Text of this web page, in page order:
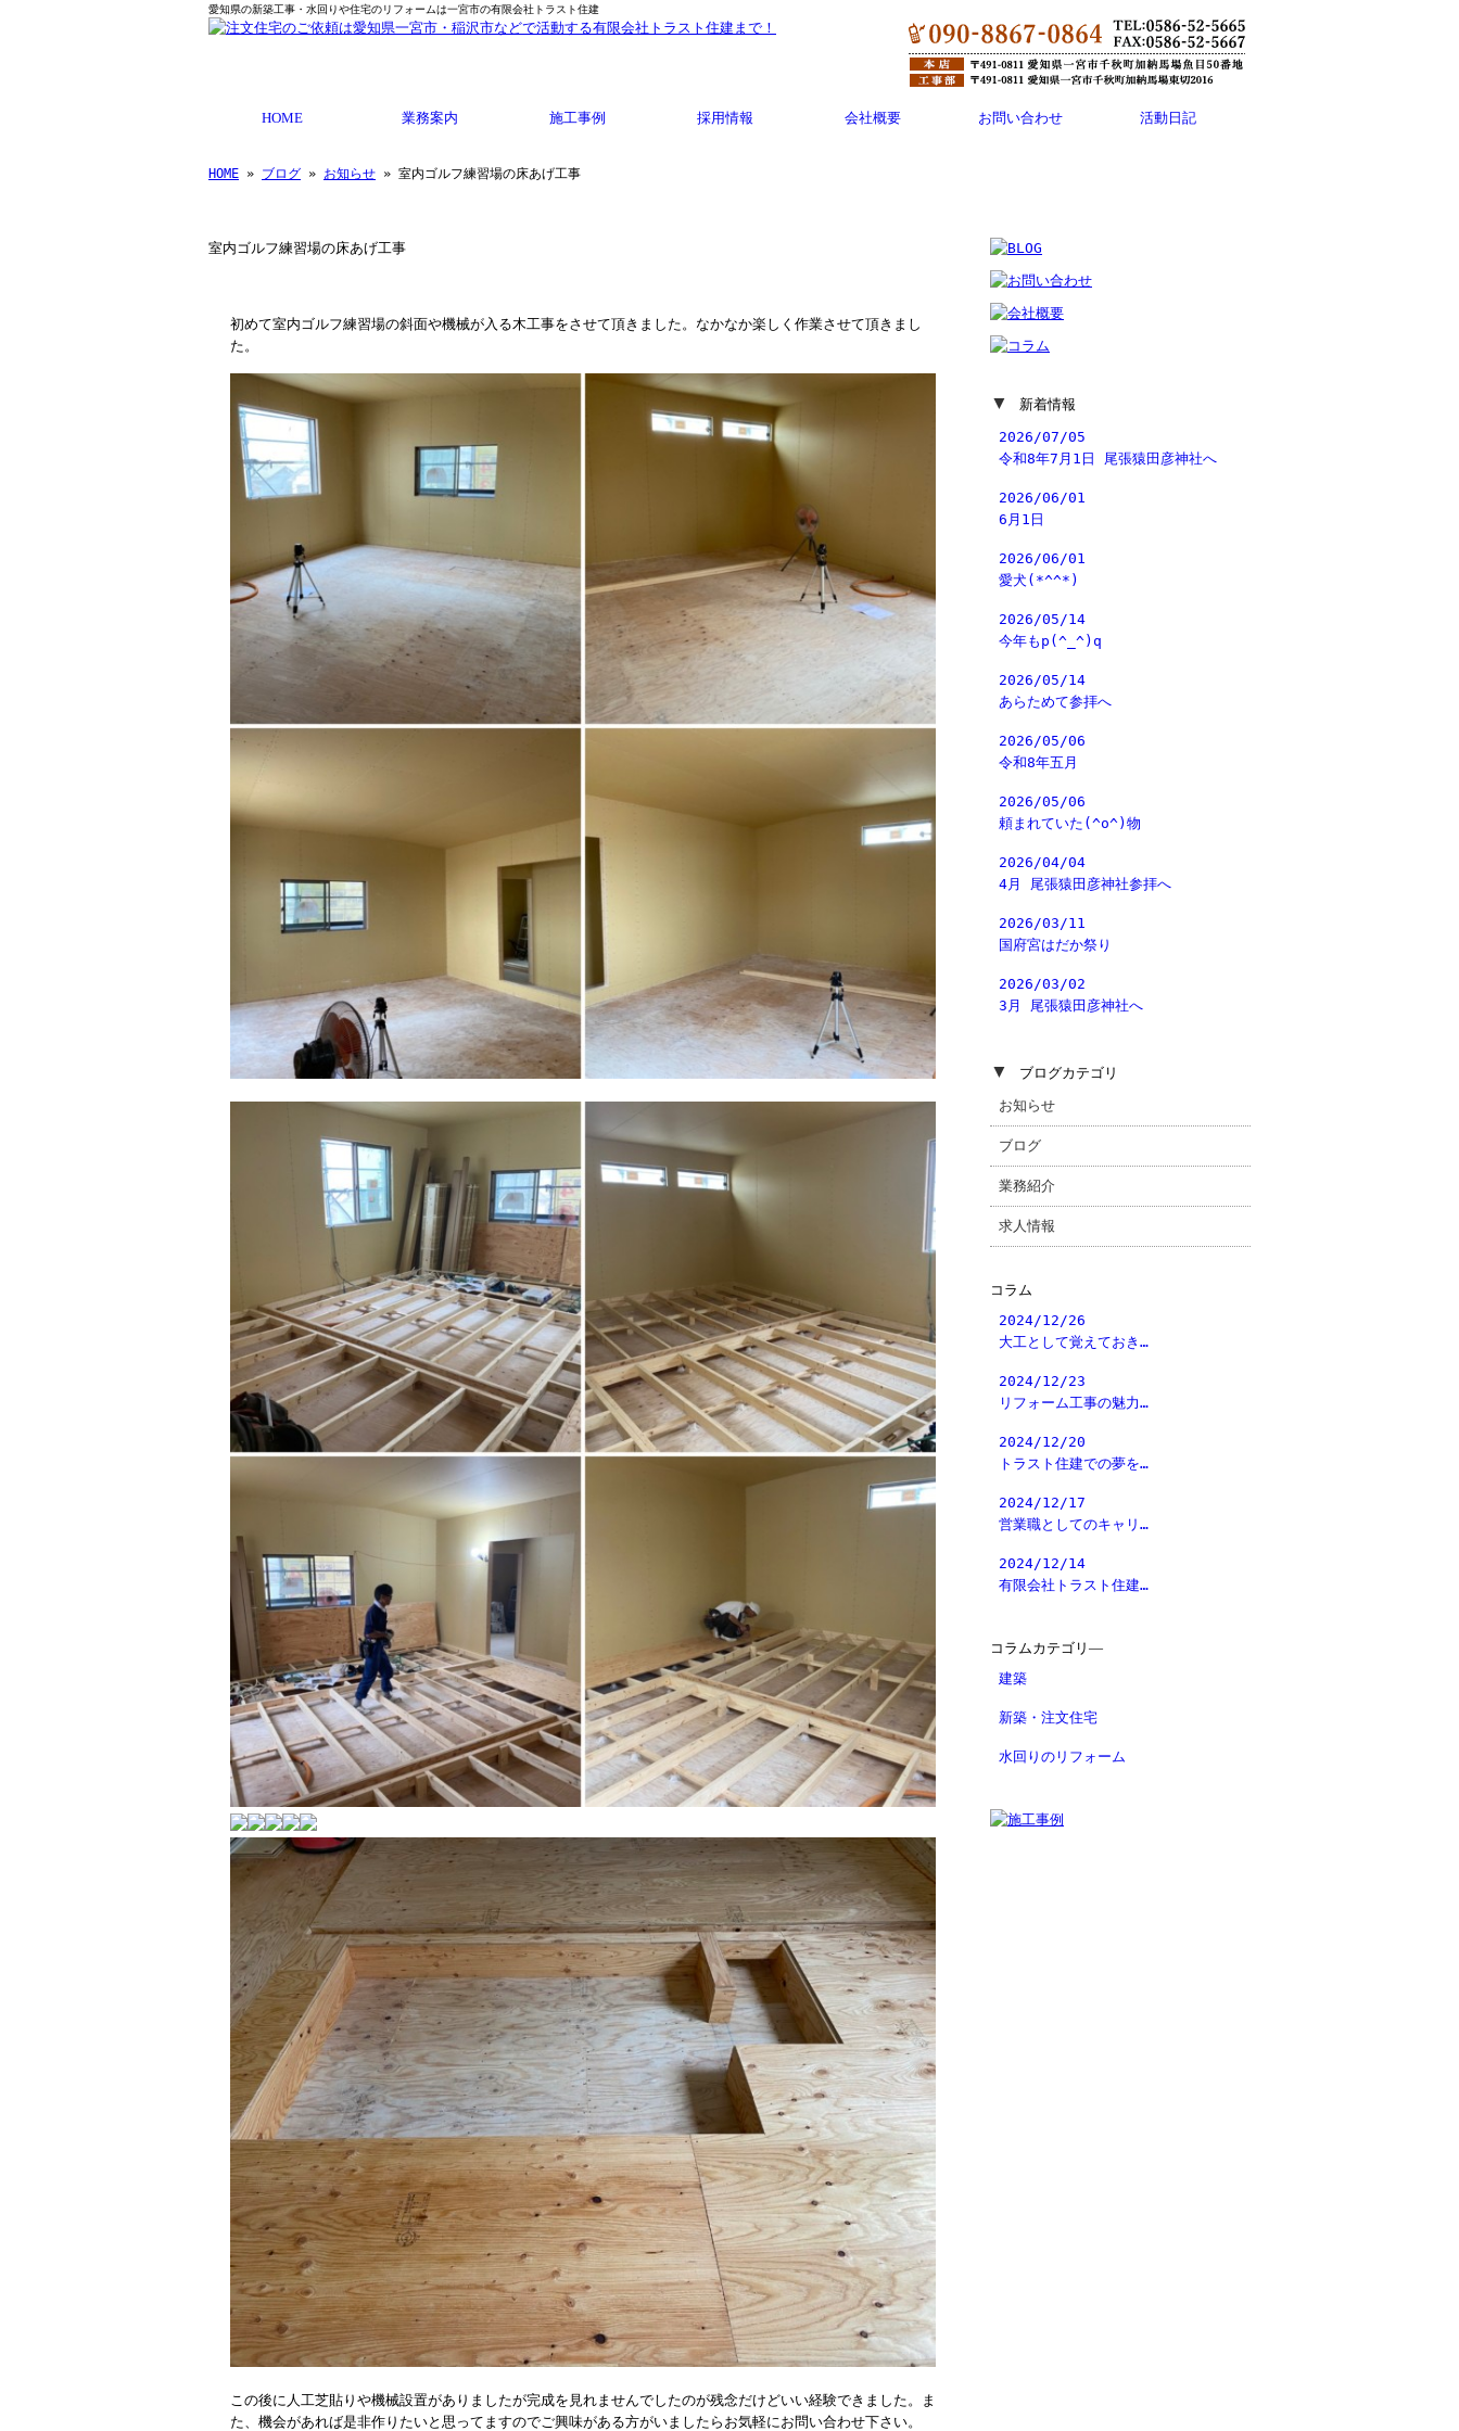
愛知県の新築工事・水回りや住宅のリフォームは一宮市の有限会社トラスト住建
HOME 業務案内 施工事例 採用情報 会社概要 お問い合わせ 活動日記
HOME » ブログ » お知らせ » 室内ゴルフ練習場の床あげ工事
室内ゴルフ練習場の床あげ工事
初めて室内ゴルフ練習場の斜面や機械が入る木工事をさせて頂きました。なかなか楽しく作業させて頂きまし
た。
この後に人工芝貼りや機械設置がありましたが完成を見れませんでしたのが残念だけどいい経験できました。ま
た、機会があれば是非作りたいと思ってますのでご興味がある方がいましたらお気軽にお問い合わせ下さい。
▼ 新着情報
2026/07/05
令和8年7月1日 尾張猿田彦神社へ
2026/06/01
6月1日
2026/06/01
愛犬(*^^*)
2026/05/14
今年もp(^_^)q
2026/05/14
あらためて参拝へ
2026/05/06
令和8年五月
2026/05/06
頼まれていた(^o^)物
2026/04/04
4月 尾張猿田彦神社参拝へ
2026/03/11
国府宮はだか祭り
2026/03/02
3月 尾張猿田彦神社へ
▼ ブログカテゴリ
お知らせ
ブログ
業務紹介
求人情報
コラム
2024/12/26
大工として覚えておき…
2024/12/23
リフォーム工事の魅力…
2024/12/20
トラスト住建での夢を…
2024/12/17
営業職としてのキャリ…
2024/12/14
有限会社トラスト住建…
コラムカテゴリ―
建築
新築・注文住宅
水回りのリフォーム